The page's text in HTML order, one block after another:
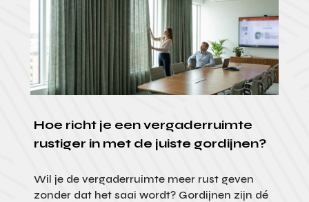
Hoe richt je een vergaderruimte
rustiger in met de juiste gordijnen?
Wil je de vergaderruimte meer rust geven
zonder dat het saai wordt? Gordijnen zijn dé